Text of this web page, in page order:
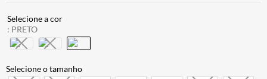
: PRETO